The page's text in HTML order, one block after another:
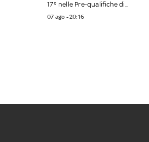
17° nelle Pre-qualifiche di...
07 ago - 20:16